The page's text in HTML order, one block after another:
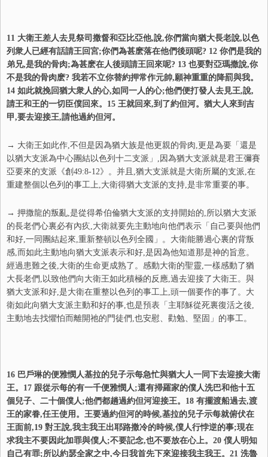
11 大衛王差人去見祭司撒督和亞比亞他,說,你們當向猶大長老說,以色
列衆人已經有話請王回宮;你們為甚麽落在他們後頭呢? 12 你們是我的
弟兄,是我的骨肉;為甚麽在人後頭請王回來呢? 13 也要對亞瑪撒說,你
不是我的骨肉麽? 我若不立你替約押常作元帥,願神重重的降罰與我。
14 如此就挽回猶大衆人的心,如同一人的心;他們便打發人去見王,說,
請王和王的一切臣僕回來。15 王就回來,到了約但河。猶大人來到吉
甲,要去迎接王,請他過約但河。
→ 大衛王如此作,不但是因為猶大族是他更親的骨肉,更是為要「還是
以猶大支派為中心團結以色列十二支派」,因為猶大支派就是君王彌賽
亞要來的支派《創49:8-12》。并且,猶大支派就是大衛所屬的支派,在
重建整個以色列的事工上,大衛得猶大支派的支持,是非常重要的事。
→ 押撒龍的叛亂,是從得希伯倫猶大支派的支持開始的,所以猶大支派
的長老們心裏必有內疚,大衛就要先主動地向他們表示「自己要與他們
和好,一同團結起來,重新整頓以色列全國」。大衛能勝過心裏的背叛
感,而如此主動地向猶大支派表示和好,是因為他知道那是神的旨意。
經過患難之後,大衛的生命更成熟了。感動大衛的聖靈,一樣感動了猶
大長老們,以致他們向大衛王如此積極的反應,過去迎接了大衛王。與
猶大支派和好,是大衛在重整以色列的事工上,頭一個要作的事了。大
衛如此向猶大支派主動和好的事,也是預表「主耶穌從死裏復活之後,
主動地去找懼怕而離開祂的門徒們,也安慰、勸勉、堅固」的事工。
16 巴戶琳的便雅憫人基拉的兒子示每急忙與猶大人一同下去迎接大衛
王。17 跟從示每的有一千便雅憫人;還有掃羅家的僕人洗巴和他十五
個兒子、二十個僕人;他們都趟過約但河迎接王。18 有擺渡船過去,渡
王的家眷,任王使用。王要過約但河的時候,基拉的兒子示每就俯伏在
王面前,19 對王說,我主我王出耶路撒冷的時候,僕人行悖逆的事;現在
求我主不要因此加罪與僕人;不要記念,也不要放在心上。20 僕人明知
自己有罪;所以約瑟全家之中,今日我首先下來迎接我主我王。21 洗魯